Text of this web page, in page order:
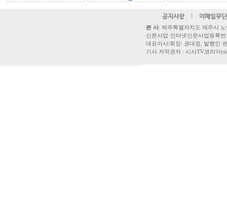
공지사항 l 이메일무
본 사: 제주특별자치도 제주시
신문사업·인터넷신문사업등록
대표이사/회장: 권대정, 발행인·
기사 저작권자 : 시사TV코리아